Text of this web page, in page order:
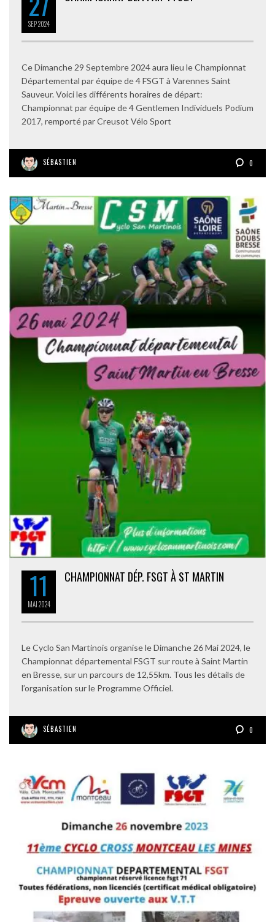
SEP2024
Ce Dimanche 29 Septembre 2024 aura lieu le Championnat
Départemental par équipe de 4 FSGT à Varennes Saint
Sauveur. Voici les différents horaires de départ:
Championnat par équipe de 4 Gentlemen Individuels Podium
2017, remporté par Creusot Vélo Sport
SÉBASTIEN 0
11
MAI2024
CHAMPIONNAT DÉP. FSGT À ST MARTIN
Le Cyclo San Martinois organise le Dimanche 26 Mai 2024, le
Championnat départemental FSGT sur route à Saint Martin
en Bresse, sur un parcours de 12,55km. Tous les détails de
l’organisation sur le Programme Officiel.
SÉBASTIEN 0